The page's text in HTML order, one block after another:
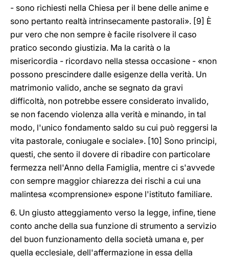
- sono richiesti nella Chiesa per il bene delle anime e
sono pertanto realtà intrinsecamente pastorali». [9] È
pur vero che non sempre è facile risolvere il caso
pratico secondo giustizia. Ma la carità o la
misericordia - ricordavo nella stessa occasione - «non
possono prescindere dalle esigenze della verità. Un
matrimonio valido, anche se segnato da gravi
difficoltà, non potrebbe essere considerato invalido,
se non facendo violenza alla verità e minando, in tal
modo, l'unico fondamento saldo su cui può reggersi la
vita pastorale, coniugale e sociale». [10] Sono principi,
questi, che sento il dovere di ribadire con particolare
fermezza nell'Anno della Famiglia, mentre ci s'avvede
con sempre maggior chiarezza dei rischi a cui una
malintesa «comprensione» espone l'istituto familiare.
6. Un giusto atteggiamento verso la legge, infine, tiene
conto anche della sua funzione di strumento a servizio
del buon funzionamento della società umana e, per
quella ecclesiale, dell'affermazione in essa della